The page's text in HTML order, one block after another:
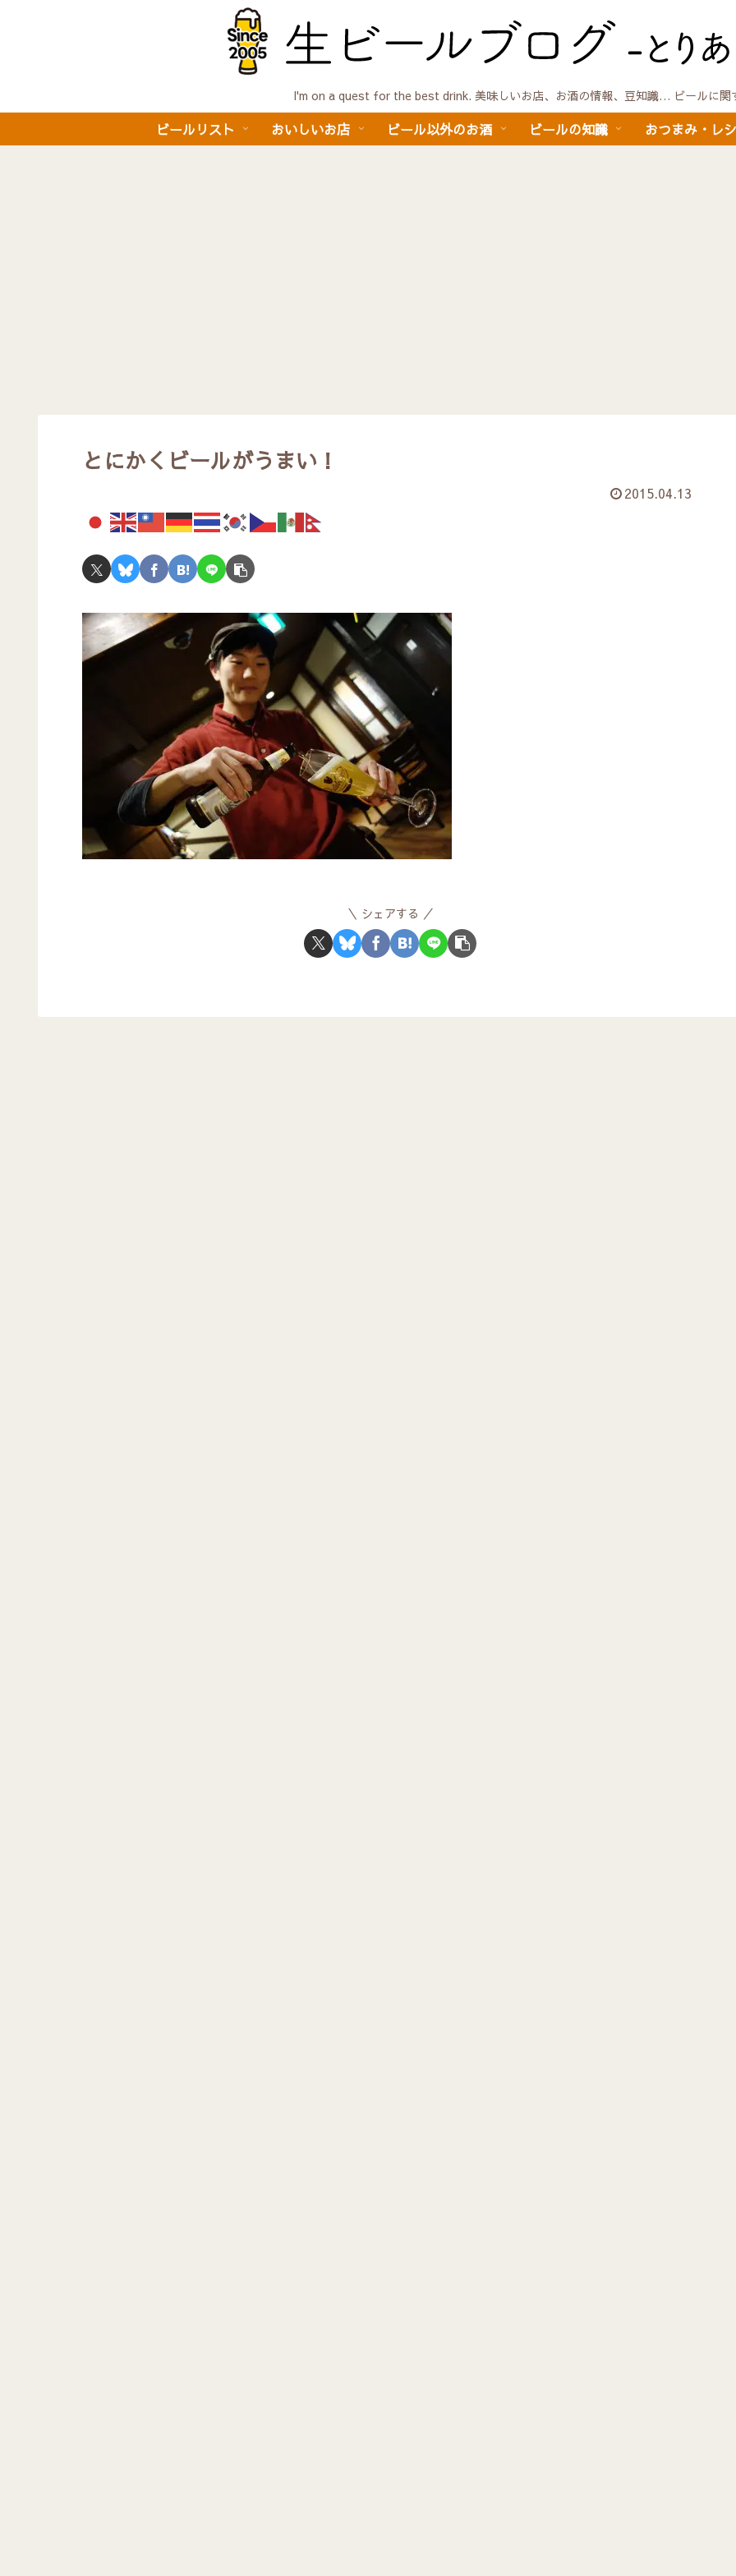
I'm on a quest for the best drink. 美味しいお店、お酒の情報、豆知識… ビールに関
ビールリスト おいしいお店 ビール以外のお酒 ビールの知識 おつまみ・レ
とにかくビールがうまい！
2015.04.13
シェアする